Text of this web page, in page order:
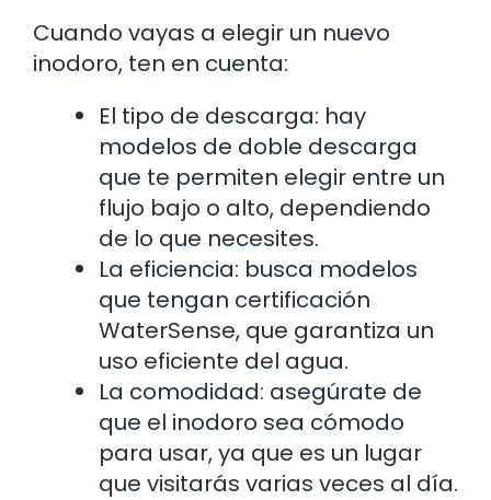
Cuando vayas a elegir un nuevo
inodoro, ten en cuenta:
El tipo de descarga: hay
modelos de doble descarga
que te permiten elegir entre un
flujo bajo o alto, dependiendo
de lo que necesites.
La eficiencia: busca modelos
que tengan certificación
WaterSense, que garantiza un
uso eficiente del agua.
La comodidad: asegúrate de
que el inodoro sea cómodo
para usar, ya que es un lugar
que visitarás varias veces al día.